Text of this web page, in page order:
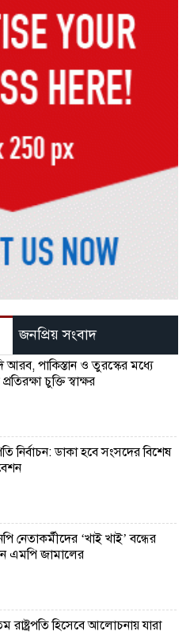
জনপ্রিয় সংবাদ
আরব, পাকিস্তান ও তুরস্কের মধ্যে
চুক্তি স্বাক্ষর
নির্বাচন: ডাকা হবে সংসদের বিশেষ
নেতাকর্মীদের ‘খাই খাই’ বন্ধের
এমপি জামালের
রাষ্ট্রপতি হিসেবে আলোচনায় যারা